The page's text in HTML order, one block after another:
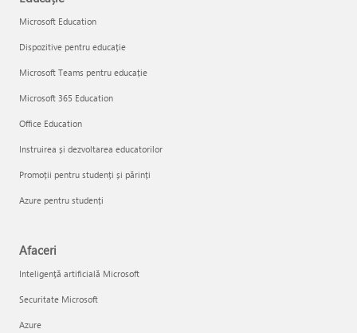
Microsoft Education
Dispozitive pentru educație
Microsoft Teams pentru educație
Microsoft 365 Education
Office Education
Instruirea și dezvoltarea educatorilor
Promoții pentru studenți și părinți
Azure pentru studenți
Afaceri
Inteligență artificială Microsoft
Securitate Microsoft
Azure